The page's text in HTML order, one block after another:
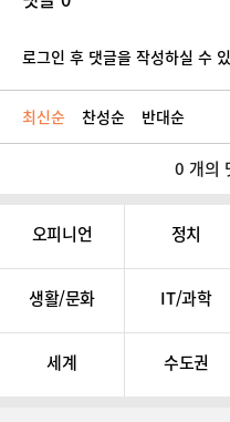
로그인 후 댓글을 작성하실 수
최신순 찬성순 반대순
0 개의
오피니언 정치
생활/문화 IT/과학
세계 수도권